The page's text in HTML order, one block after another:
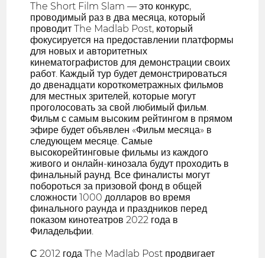
The Short Film Slam — это конкурс,
проводимый раз в два месяца, который
проводит The Madlab Post, который
фокусируется на предоставлении платформы
для новых и авторитетных
кинематографистов для демонстрации своих
работ. Каждый тур будет демонстрироваться
до двенадцати короткометражных фильмов
для местных зрителей, которые могут
проголосовать за свой любимый фильм.
Фильм с самым высоким рейтингом в прямом
эфире будет объявлен «Фильм месяца» в
следующем месяце. Самые
высокорейтинговые фильмы из каждого
живого и онлайн-кинозала будут проходить в
финальный раунд. Все финалисты могут
побороться за призовой фонд в общей
сложности 1000 долларов во время
финального раунда и праздников перед
показом кинотеатров 2022 года в
Филадельфии.
С 2012 года The Madlab Post продвигает